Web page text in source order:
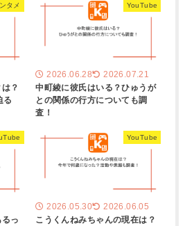
タメ
？
る
YouTube
2026.06.28 2026.07.21
中町綾に彼氏はいる？ひゅうが
との関係の行方についても調
査！
っ
YouTube
2026.05.30 2026.06.05
こうくんねみちゃんの現在は？